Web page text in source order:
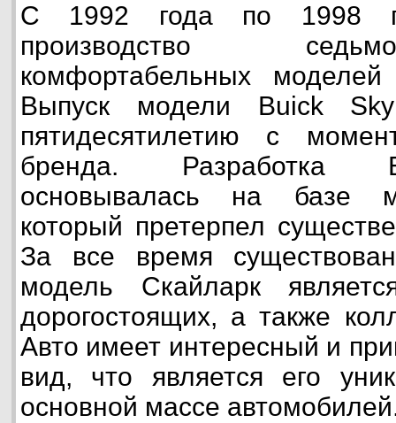
С 1992 года по 1998
производство
комфортабельных
Выпуск модели Buick
пятидесятилетию с
бренда. Разработка
основывалась на базе
который претерпел
За все время
модель Скайларк
дорогостоящих, а также
Авто имеет интересный и
вид, что является его
основной массе